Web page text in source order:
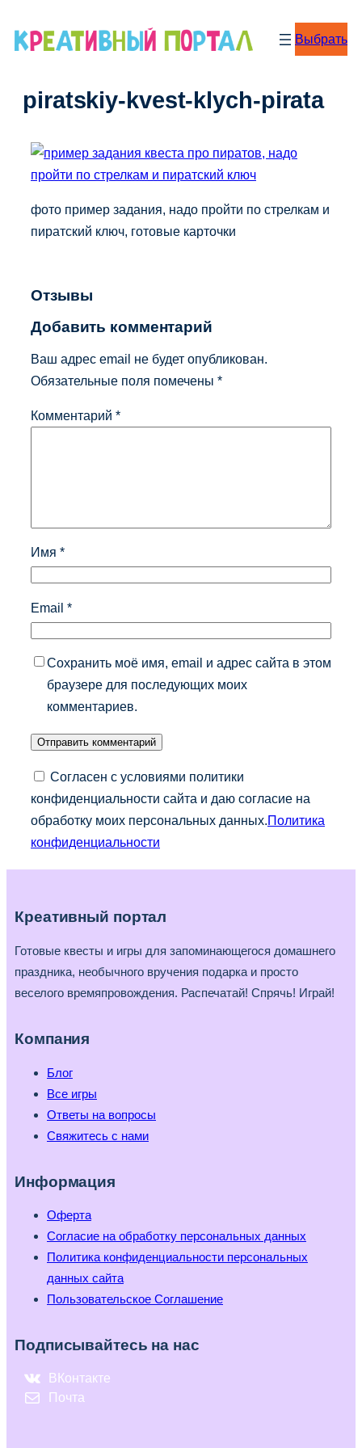
Выбрать
piratskiy-kvest-klych-pirata
фото пример задания, надо пройти по стрелкам и
пиратский ключ, готовые карточки
Отзывы
Добавить комментарий
Ваш адрес email не будет опубликован.
Обязательные поля помечены *
Комментарий *
Имя *
Email *
Сохранить моё имя, email и адрес сайта в этом
браузере для последующих моих
комментариев.
Согласен с условиями политики
конфиденциальности сайта и даю согласие на
обработку моих персональных данных. Политика
конфиденциальности
Креативный портал
Готовые квесты и игры для запоминающегося домашнего
праздника, необычного вручения подарка и просто
веселого времяпровождения. Распечатай! Спрячь! Играй!
Компания
Блог
Все игры
Ответы на вопросы
Свяжитесь с нами
Информация
Оферта
Согласие на обработку персональных данных
Политика конфиденциальности персональных
данных сайта
Пользовательское Соглашение
Подписывайтесь на нас
ВКонтакте
Почта